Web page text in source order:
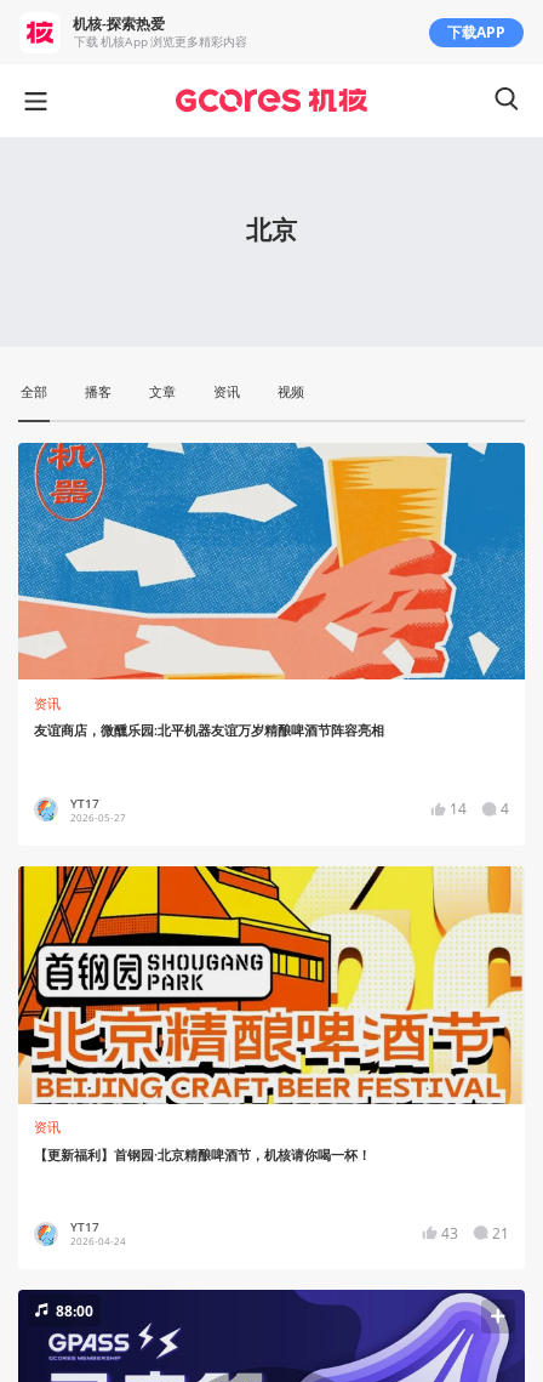
北京
全部 播客 文章 资讯 视频
资讯
友谊商店，微醺乐园:北平机器友谊万岁精酿啤酒节阵容亮相
YT17
2026-05-27 14 4
资讯
【更新福利】首钢园·北京精酿啤酒节，机核请你喝一杯！
YT17
2026-04-24 43 21
88:00
机核-探索热爱
下载 机核App 浏览更多精彩内容 下载APP